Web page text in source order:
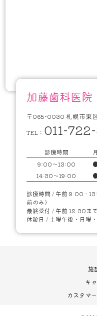
加藤歯科医院
〒065-0030 札幌市東
TEL： 011-
診療時間 月
9:00～13:00
14:30～19:00
診療時間 / 午前 9:00 -
前のみ）
最終受付 / 午前 12:30ま
休診日 / 土曜午後・日曜
施
キ
カスタマ